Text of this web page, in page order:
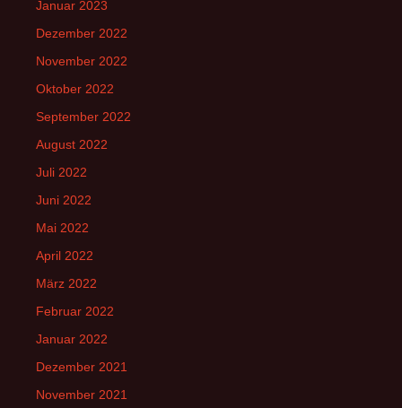
Januar 2023
Dezember 2022
November 2022
Oktober 2022
September 2022
August 2022
Juli 2022
Juni 2022
Mai 2022
April 2022
März 2022
Februar 2022
Januar 2022
Dezember 2021
November 2021